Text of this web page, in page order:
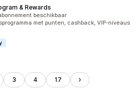
& Rewards
beschikbaar
met punten, cashback, VIP-niveaus
3 4 17